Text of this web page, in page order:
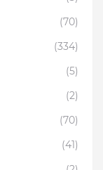
(70)
(334)
(5)
(2)
(70)
(41)